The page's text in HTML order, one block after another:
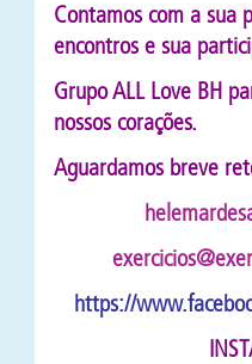
Contamos com a sua
encontros e sua
Grupo ALL Love BH
nossos corações.
Aguardamos breve
https://